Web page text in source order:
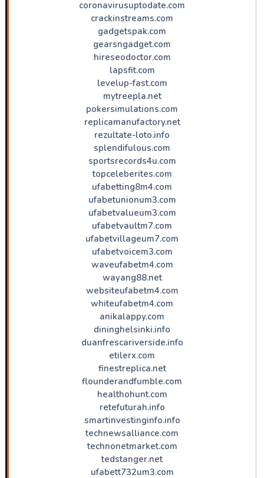
coronavirusuptodate.com
crackinstreams.com
gadgetspak.com
gearsngadget.com
hireseodoctor.com
lapsfit.com
levelup-fast.com
mytreepla.net
pokersimulations.com
replicamanufactory.net
rezultate-loto.info
splendifulous.com
sportsrecords4u.com
topceleberites.com
ufabetting8m4.com
ufabetunionum3.com
ufabetvalueum3.com
ufabetvaultm7.com
ufabetvillageum7.com
ufabetvoicem3.com
waveufabetm4.com
wayang88.net
websiteufabetm4.com
whiteufabetm4.com
anikalappy.com
dininghelsinki.info
duanfrescariverside.info
etilerx.com
finestreplica.net
flounderandfumble.com
healthohunt.com
retefuturah.info
smartinvestinginfo.info
technewsalliance.com
technonetmarket.com
tedstanger.net
ufabett732um3.com